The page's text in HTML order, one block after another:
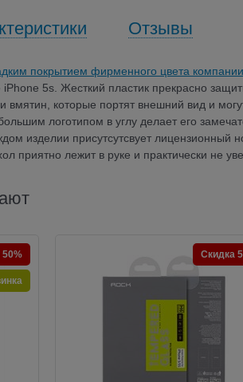
Отзывы
покрытием фирменного цвета
5s. Жесткий пластик прекрасно
вмятин, которые портят внешний вид и
логотипом в углу делает его
изделии присутсутсвует лицензионный
приятно лежит в руке и практически не
50% Скидка